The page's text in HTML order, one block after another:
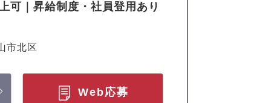
可｜昇給制度・社員登用あり
市北区
Web応募